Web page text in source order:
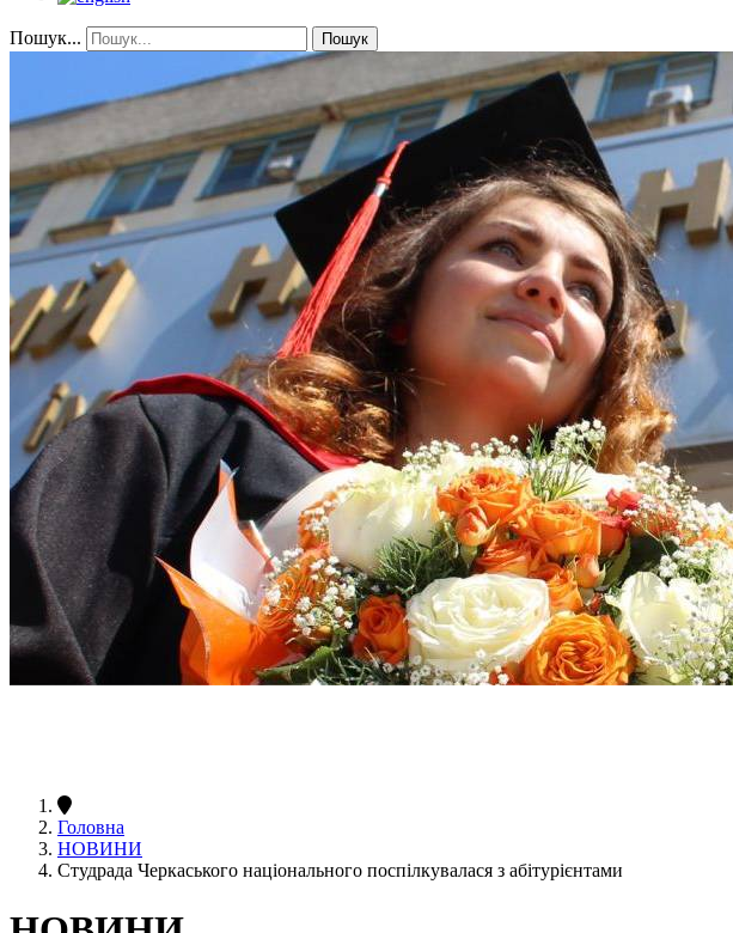
Пошук... Пошук
Головна
НОВИНИ
Студрада Черкаського національного поспілкувалася з абітурієнтами